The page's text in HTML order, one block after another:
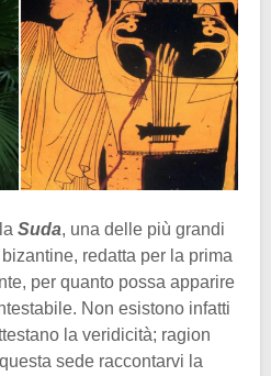
Suda, una delle più grandi
redatta per la prima
per quanto possa apparire
Non esistono infatti
la veridicità; ragion
sede raccontarvi la